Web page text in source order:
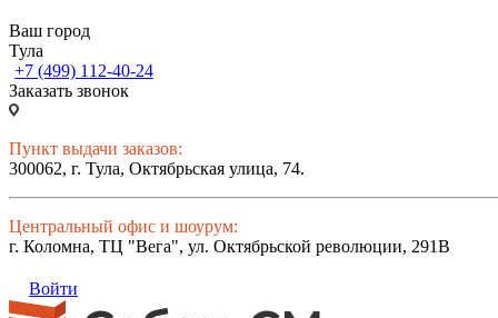
Ваш город
Тула
+7 (499) 112-40-24
Заказать звонок
Пункт выдачи заказов:
300062, г. Тула, Октябрьская улица, 74.
Центральный офис и шоурум:
г. Коломна, ТЦ "Вега", ул. Октябрьской революции, 291В
Войти